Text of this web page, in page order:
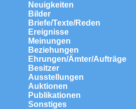
Neuigkeiten
Bilder
Briefe/Texte/Reden
Ereignisse
Meinungen
Beziehungen
Ehrungen/Ämter/Aufträge
Besitzer
Ausstellungen
Auktionen
Publikationen
Sonstiges